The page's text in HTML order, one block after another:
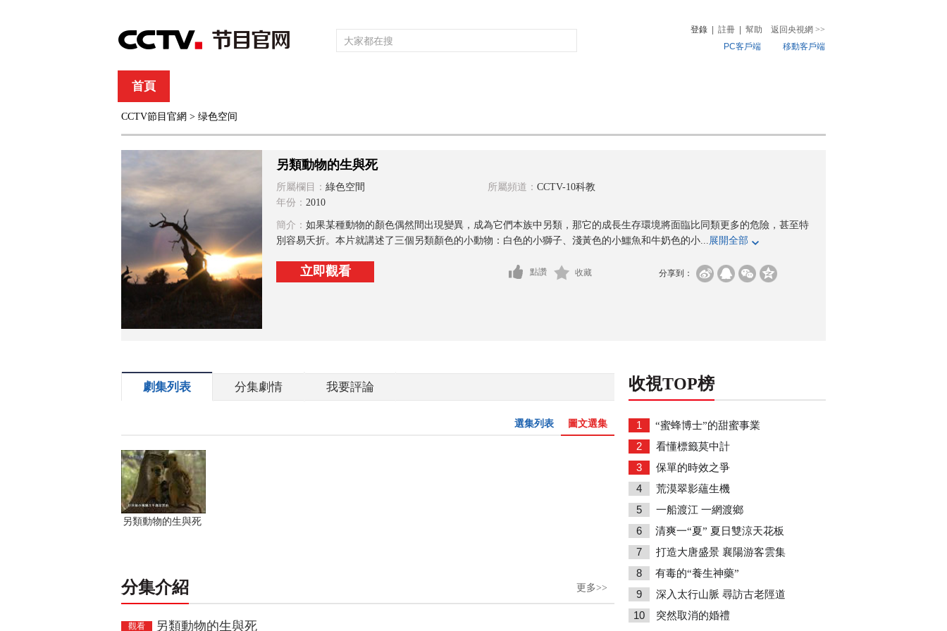
登錄 註冊 幫助 返回央視網 >>
PC客戶端
移動客戶端
首頁
綜合 新聞 財經 綜藝
CCTV節目官網 > 绿色空间
另類動物的生與死
所屬欄目： 綠色空間 所屬頻道： CCTV-10科教
年份： 2010
簡介： 如果某種動物的顏色偶然間出現變異，成為它們本族中另類，那它的成長生存環境將面臨比同類更多的危險，甚至特
別容易夭折。本片就講述了三個另類顏色的小動物：白色的小獅子、淺黃色的小鱷魚和牛奶色的小...展開全部
立即觀看 分享到：
點讚 收藏
劇集列表 分集劇情 我要評論
圖文選集
選集列表
另類動物的生與死
分集介紹 更多>>
觀看 另類動物的生與死
收視TOP榜
1 “蜜蜂博士”的甜蜜事業
2 看懂標籤莫中計
3 保單的時效之爭
4 荒漠翠影蘊生機
5 一船渡江 一網渡鄉
6 清爽一“夏” 夏日雙涼天花板
7 打造大唐盛景 襄陽游客雲集
8 有毒的“養生神藥”
9 深入太行山脈 尋訪古老陘道
10 突然取消的婚禮